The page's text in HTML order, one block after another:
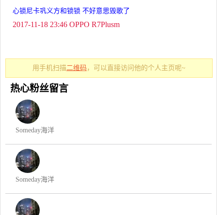
心锁尼卡巩义方和锁锁 不好意思毁歌了
2017-11-18 23:46 OPPO R7Plusm
用手机扫描二维码 ，可以直接访问他的个人主页呢~
热心粉丝留言
Someday海洋
Someday海洋